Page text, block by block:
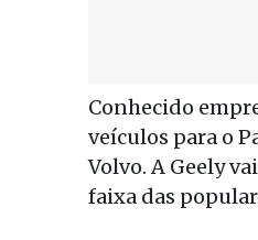
Conhecido
veículos para o
Volvo. A Geely
faixa das